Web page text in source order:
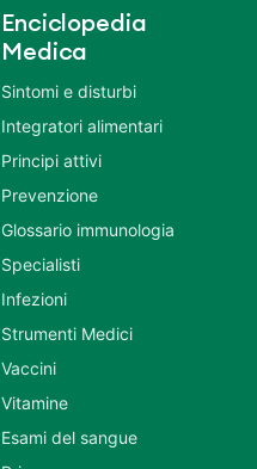
Enciclopedia
Medica
Sintomi e disturbi
Integratori alimentari
Principi attivi
Prevenzione
Glossario immunologia
Specialisti
Infezioni
Strumenti Medici
Vaccini
Vitamine
Esami del sangue